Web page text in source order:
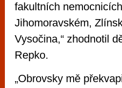
fakultních
Jihomoravském,
Vysočina,“ zhodnotil
Repko.
„Obrovsky mě